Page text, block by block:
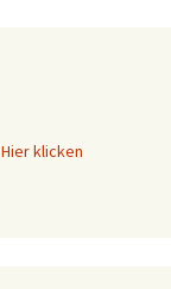
Hier klicken